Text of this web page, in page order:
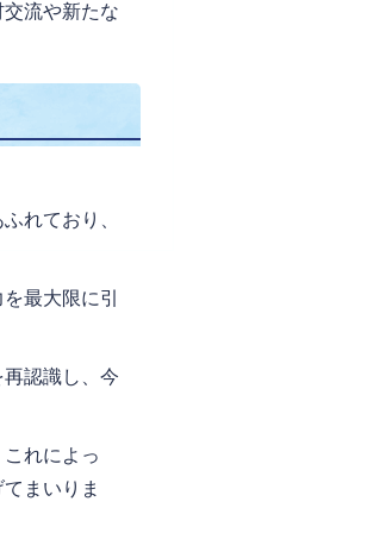
流や新たな
れており、
最大限に引
認識し、今
れによっ
まいりま